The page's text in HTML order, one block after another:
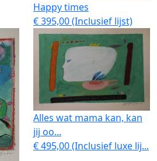
Happy times
€ 395,00 (Inclusief lijst)
Alles wat mama kan, kan
jij oo...
€ 495,00 (Inclusief luxe lij...